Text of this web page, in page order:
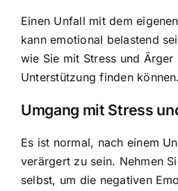
Einen Unfall mit dem
kann emotional belastend
wie Sie mit Stress und Ärger
Unterstützung finden können.
Umgang mit Stress
Es ist normal, nach einem
verärgert zu sein. Nehmen
selbst, um die negativen